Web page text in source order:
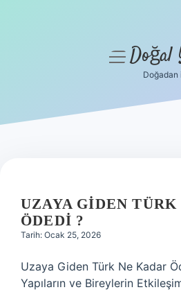
Hakkımızda
menüyüDoğal
Doğadan
UZAYA GIDEN
ÖDEDI ?
Tarih: Ocak 25, 2026
Uzaya Giden Türk Ne Kadar
Yapıların ve Bireylerin